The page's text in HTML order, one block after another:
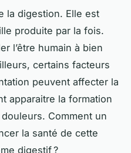
la digestion. Elle est
produite par la fois.
l’être humain à bien
certains facteurs
peuvent affecter la
apparaitre la formation
Comment un
la santé de cette
digestif ?